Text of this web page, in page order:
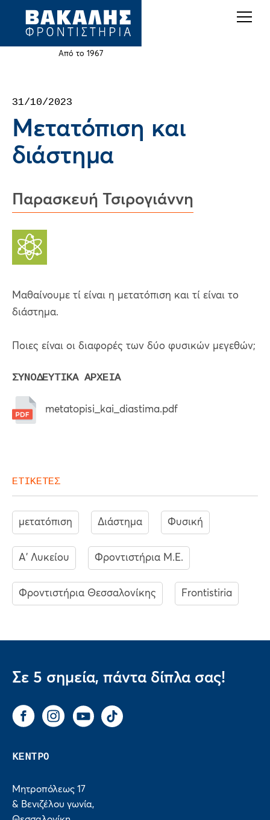
Jump
Από το 1967
top
31/10/2023
Μετατόπιση και
διάστημα
Παρασκευή Τσιρογιάννη
Μαθαίνουμε τί είναι η μετατόπιση και τί είναι το
διάστημα.
Ποιες είναι οι διαφορές των δύο φυσικών μεγεθών;
ΣΥΝΟΔΕΥΤΙΚΑ ΑΡΧΕΙΑ
metatopisi_kai_diastima.pdf
ΕΤΙΚΕΤΕΣ
μετατόπιση Διάστημα Φυσική
Α' Λυκείου Φροντιστήρια Μ.Ε.
Φροντιστήρια Θεσσαλονίκης Frontistiria
Σε 5 σημεία, πάντα δίπλα σας!
FacebookInstagram
You Tube Tik Tok
ΚΕΝΤΡΟ
Μητροπόλεως 17
& Βενιζέλου γωνία,